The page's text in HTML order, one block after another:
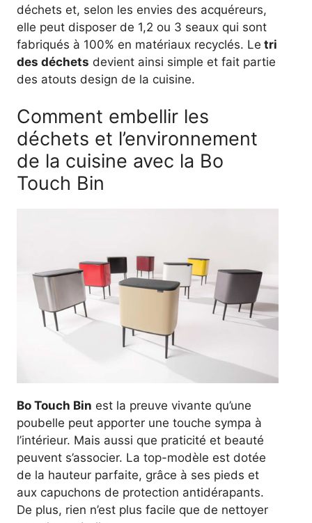
déchets et, selon les envies des acquéreurs,
elle peut disposer de 1,2 ou 3 seaux qui sont
fabriqués à 100% en matériaux recyclés. Le tri
des déchets devient ainsi simple et fait partie
des atouts design de la cuisine.
Comment embellir les
déchets et l’environnement
de la cuisine avec la Bo
Touch Bin
Bo Touch Bin est la preuve vivante qu’une
poubelle peut apporter une touche sympa à
l’intérieur. Mais aussi que praticité et beauté
peuvent s’associer. La top-modèle est dotée
de la hauteur parfaite, grâce à ses pieds et
aux capuchons de protection antidérapants.
De plus, rien n’est plus facile que de nettoyer